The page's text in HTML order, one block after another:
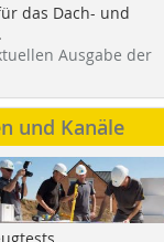
das Dach- und
Ausgabe der
und Kanäle